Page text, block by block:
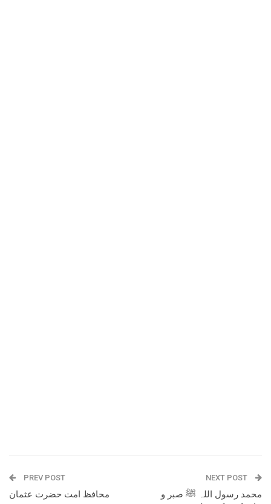
PREV POST
محافظ امت حضرت عثمان
NEXT POST
محمد رسول اللہ ﷺ صبر و